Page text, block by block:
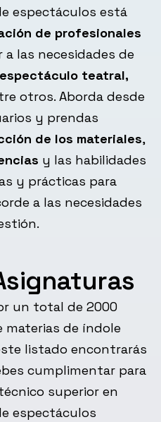
espectáculos está
de profesionales
las necesidades de
teatral,
otros. Aborda desde
y prendas
de los materiales,
y las habilidades
y prácticas para
a las necesidades
un total de 2000
materias de índole
listado encontrarás
cumplimentar para
superior en
espectáculos